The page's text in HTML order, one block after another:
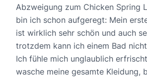
Abzweigung zum Chicken Spring
bin ich schon aufgeregt: Mein
ist wirklich sehr schön und auch
trotzdem kann ich einem Bad
Ich fühle mich unglaublich
wasche meine gesamte Kleidung,